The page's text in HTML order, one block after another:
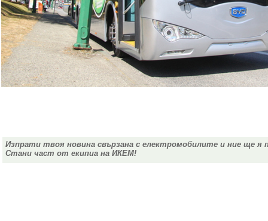
Изпрати твоя новина свързана с електромобилите и ние ще я
Стани част от екипиа на ИКЕМ!